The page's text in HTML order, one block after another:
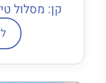
קן: מסלול